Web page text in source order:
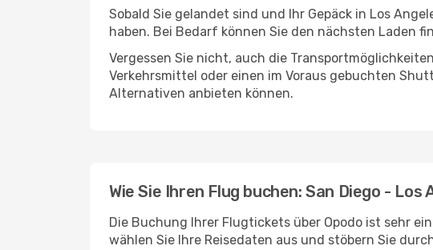
Sobald Sie gelandet sind und Ihr Gepäck in Los
haben. Bei Bedarf können Sie den nächsten Laden
Vergessen Sie nicht, auch die
Verkehrsmittel oder einen im Voraus gebuchten
Alternativen anbieten können.
Wie Sie Ihren Flug buchen: San Diego - Los
Die Buchung Ihrer Flugtickets über Opodo ist sehr
wählen Sie Ihre Reisedaten aus und stöbern Sie